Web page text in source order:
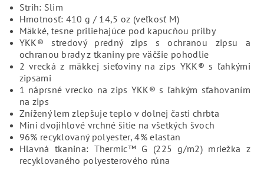
Strih: Slim
Hmotnosť: 410 g / 14,5 oz (veľkosť M)
Mäkké, tesne priliehajúce pod kapucňou prilby
YKK® stredový predný zips s ochranou zipsu a
ochranou brady z tkaniny pre väčšie pohodlie
2 vrecká z mäkkej sieťoviny na zips YKK® s ľahkými
zipsami
1 náprsné vrecko na zips YKK® s ľahkým sťahovaním
na zips
Znížený lem zlepšuje teplo v dolnej časti chrbta
Mini dvojihlové vrchné šitie na všetkých švoch
96% recyklovaný polyester, 4% elastan
Hlavná tkanina: Thermic™ G (225 g/m2) mriežka z
recyklovaného polyesterového rúna